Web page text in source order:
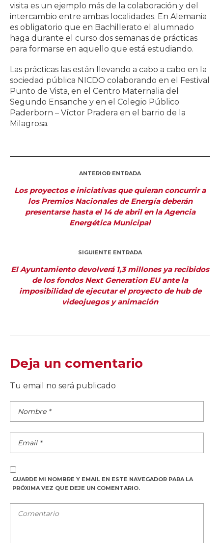
visita es un ejemplo más de la colaboración y del
intercambio entre ambas localidades. En Alemania
es obligatorio que en Bachillerato el alumnado
haga durante el curso dos semanas de prácticas
para formarse en aquello que está estudiando.
Las prácticas las están llevando a cabo a cabo en la
sociedad pública NICDO colaborando en el Festival
Punto de Vista, en el Centro Maternalia del
Segundo Ensanche y en el Colegio Público
Paderborn – Víctor Pradera en el barrio de la
Milagrosa.
ANTERIOR ENTRADA
Los proyectos e iniciativas que quieran concurrir a
los Premios Nacionales de Energía deberán
presentarse hasta el 14 de abril en la Agencia
Energética Municipal
SIGUIENTE ENTRADA
El Ayuntamiento devolverá 1,3 millones ya recibidos
de los fondos Next Generation EU ante la
imposibilidad de ejecutar el proyecto de hub de
videojuegos y animación
Deja un comentario
Tu email no será publicado
GUARDE MI NOMBRE Y EMAIL EN ESTE NAVEGADOR PARA LA
PRÓXIMA VEZ QUE DEJE UN COMENTARIO.